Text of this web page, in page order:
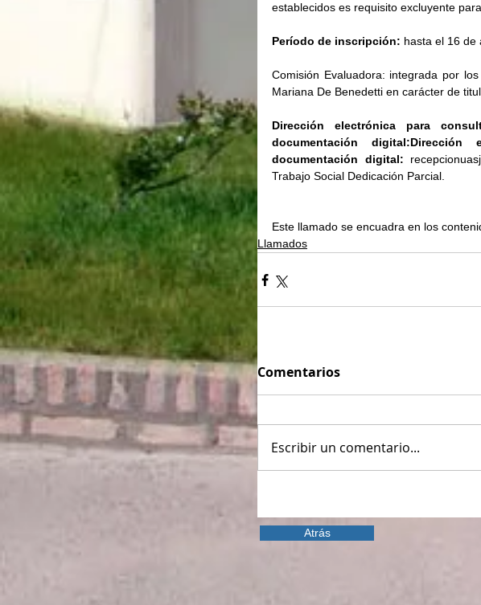
establecidos es requisito excluyente
Período de inscripción: hasta el 16 de
Comisión Evaluadora: integrada por
Mariana De Benedetti en carácter de
Dirección electrónica para
documentación
documentación digital:
Trabajo Social Dedicación Parcial.
Este llamado se encuadra en los
Llamados
Comentarios
Escribir un comentario...
Atrás